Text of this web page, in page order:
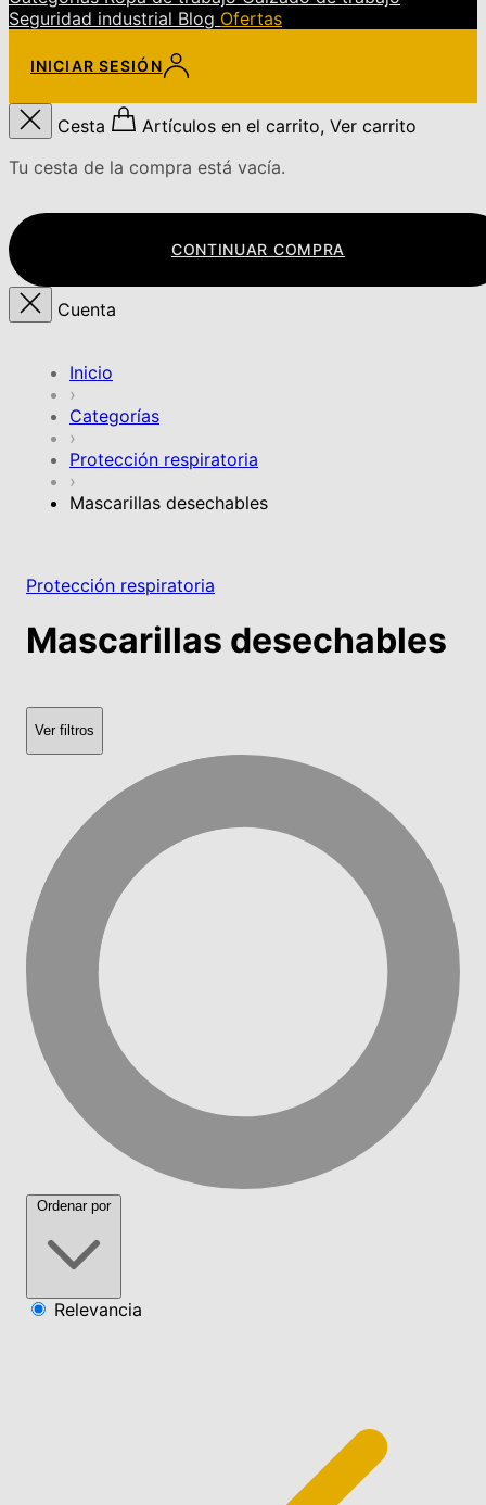
Seguridad industrial Blog Ofertas
INICIAR SESIÓN
Cesta
Artículos en el carrito, Ver carrito
Tu cesta de la compra está vacía.
CONTINUAR COMPRA
Cuenta
Inicio
›
Categorías
›
Protección respiratoria
›
Mascarillas desechables
Protección respiratoria
Mascarillas desechables
Ver filtros
Ordenar por
Relevancia